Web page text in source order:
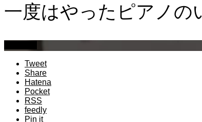
一度はやったピアノの
Tweet
Share
Hatena
Pocket
RSS
feedly
Pin it